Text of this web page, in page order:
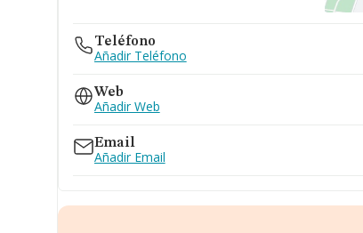
Teléfono
Añadir Teléfono
Web
Añadir Web
Email
Añadir Email